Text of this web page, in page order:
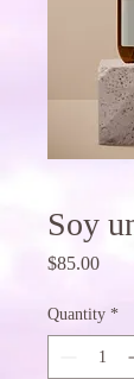
Soy
$85.00Price
Quantity *